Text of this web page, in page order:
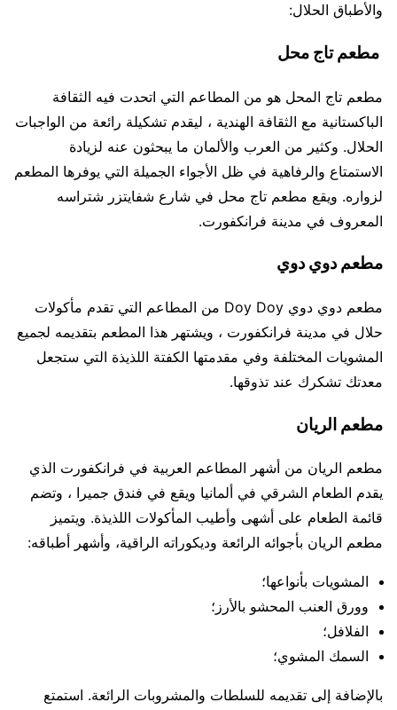
والأطباق الحلال:
مطعم تاج محل
مطعم تاج المحل هو من المطاعم التي اتحدت فيه الثقافة
الباكستانية مع الثقافة الهندية ، ليقدم تشكيلة رائعة من الواجبات
الحلال. وكثير من العرب والألمان ما يبحثون عنه لزيادة
الاستمتاع والرفاهية في ظل الأجواء الجميلة التي يوفرها المطعم
لزواره. ويقع مطعم تاج محل في شارع شفايتزر شتراسه
المعروف في مدينة فرانكفورت.
مطعم دوي دوي
مطعم دوي دوي Doy Doy من المطاعم التي تقدم مأكولات
حلال في مدينة فرانكفورت ، ويشتهر هذا المطعم بتقديمه لجميع
المشويات المختلفة وفي مقدمتها الكفتة اللذيذة التي ستجعل
معدتك تشكرك عند تذوقها.
مطعم الريان
مطعم الريان من أشهر المطاعم العربية في فرانكفورت الذي
يقدم الطعام الشرقي في ألمانيا ويقع في فندق جميرا ، وتضم
قائمة الطعام على أشهى وأطيب المأكولات اللذيذة. ويتميز
مطعم الريان بأجوائه الرائعة وديكوراته الراقية، وأشهر أطباقه:
المشويات بأنواعها؛
وورق العنب المحشو بالأرز؛
الفلافل؛
السمك المشوي؛
بالإضافة إلى تقديمه للسلطات والمشروبات الرائعة. استمتع